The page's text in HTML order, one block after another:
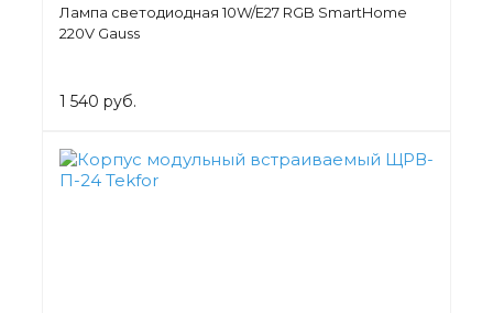
Лампа светодиодная 10W/E27 RGB SmartHome
220V Gauss
1 540 руб.